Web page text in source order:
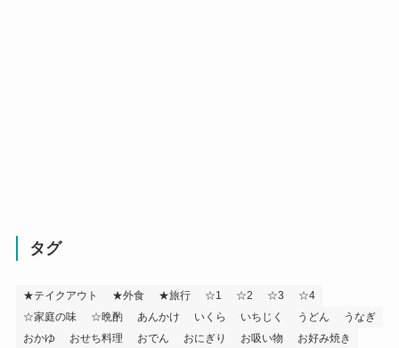
タグ
★テイクアウト ★外食 ★旅行 ☆1 ☆2 ☆3
☆4
☆家庭の味
☆晩酌 あんかけ いくら いちじく うどん
うなぎ
おかゆ
おせち料理 おでん おにぎり お吸い物
お好み焼き